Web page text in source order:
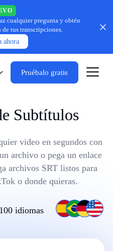
cualquier pregunta y obtén
de tus transcripciones.
ahora
Pruébalo gratis
Subtítulos
video en segundos con
archivo o pega un enlace
archivos SRT listos para
o donde quieras.
idiomas